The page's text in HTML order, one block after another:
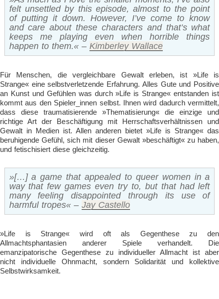
felt unsettled by this episode, almost to the point
of putting it down. However, I’ve come to know
and care about these characters and that’s what
keeps me playing even when horrible things
happen to them.« – Kimberley Wallace
Für Menschen, die vergleichbare Gewalt erleben, ist »Life is
Strange« eine selbstverletzende Erfahrung. Alles Gute und Positive
an Kunst und Gefühlen was durch »Life is Strange« entstanden ist
kommt aus den Spieler_innen selbst. Ihnen wird dadurch vermittelt,
dass diese traumatisierende »Thematisierung« die einzige und
richtige Art der Beschäftigung mit Herrschaftsverhältnissen und
Gewalt in Medien ist. Allen anderen bietet »Life is Strange« das
beruhigende Gefühl, sich mit dieser Gewalt »beschäftigt« zu haben,
und fetischisiert diese gleichzeitig.
»[…] a game that appealed to queer women in a
way that few games even try to, but that had left
many feeling disappointed through its use of
harmful tropes« – Jay Castello
»Life is Strange« wird oft als Gegenthese zu den
Allmachtsphantasien anderer Spiele verhandelt. Die
emanzipatorische Gegenthese zu individueller Allmacht ist aber
nicht individuelle Ohnmacht, sondern Solidarität und kollektive
Selbstwirksamkeit.